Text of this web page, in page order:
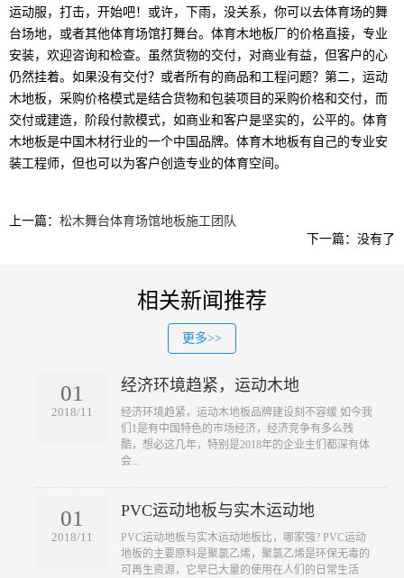
运动服，打击，开始吧！或许，下雨，没关系，你可以去体育场的舞
台场地，或者其他体育场馆打舞台。体育木地板厂的价格直接，专业
安装，欢迎咨询和检查。虽然货物的交付，对商业有益，但客户的心
仍然挂着。如果没有交付？或者所有的商品和工程问题？第二，运动
木地板，采购价格模式是结合货物和包装项目的采购价格和交付，而
交付或建造，阶段付款模式，如商业和客户是坚实的，公平的。体育
木地板是中国木材行业的一个中国品牌。体育木地板有自己的专业安
装工程师，但也可以为客户创造专业的体育空间。
上一篇： 松木舞台体育场馆地板施工团队
下一篇：没有了
相关新闻推荐
更多>>
01
2018/11
经济环境趋紧，运动木地
​经济环境趋紧，运动木地板品牌建设刻不容缓 如今我
们1是有中国特色的市场经济，经济竞争有多么残
酷，想必这几年，特别是2018年的企业主们都深有体
会...
01
2018/11
PVC运动地板与实木运动地
​PVC运动地板与实木运动地板比，哪家强? PVC运动
地板的主要原料是聚氯乙烯，聚氯乙烯是环保无毒的
可再生资源，它早已大量的使用在人们的日常生活